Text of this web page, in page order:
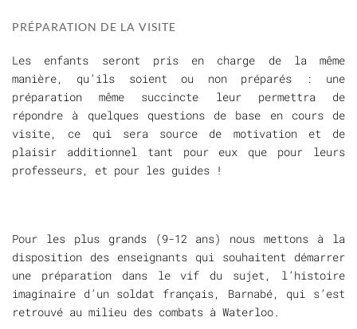
PRÉPARATION DE LA VISITE
Les enfants seront pris en charge de la même
manière, qu’ils soient ou non préparés : une
préparation même succincte leur permettra de
répondre à quelques questions de base en cours de
visite, ce qui sera source de motivation et de
plaisir additionnel tant pour eux que pour leurs
professeurs, et pour les guides !
Pour les plus grands (9-12 ans) nous mettons à la
disposition des enseignants qui souhaitent démarrer
une préparation dans le vif du sujet, l’histoire
imaginaire d’un soldat français, Barnabé, qui s’est
retrouvé au milieu des combats à Waterloo.